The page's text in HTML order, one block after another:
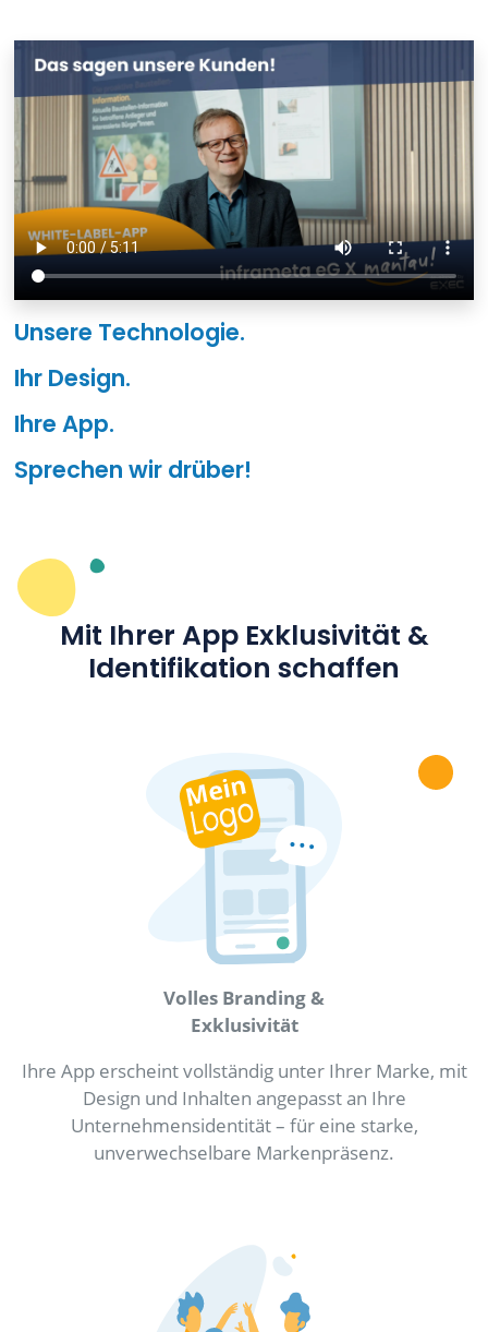
Unsere Technologie.
Ihr Design.
Ihre App.
Sprechen wir drüber!
Mit Ihrer App Exklusivität &
Identifikation schaffen
Volles Branding &
Exklusivität
Ihre App erscheint vollständig unter Ihrer Marke, mit
Design und Inhalten angepasst an Ihre
Unternehmensidentität – für eine starke,
unverwechselbare Markenpräsenz.